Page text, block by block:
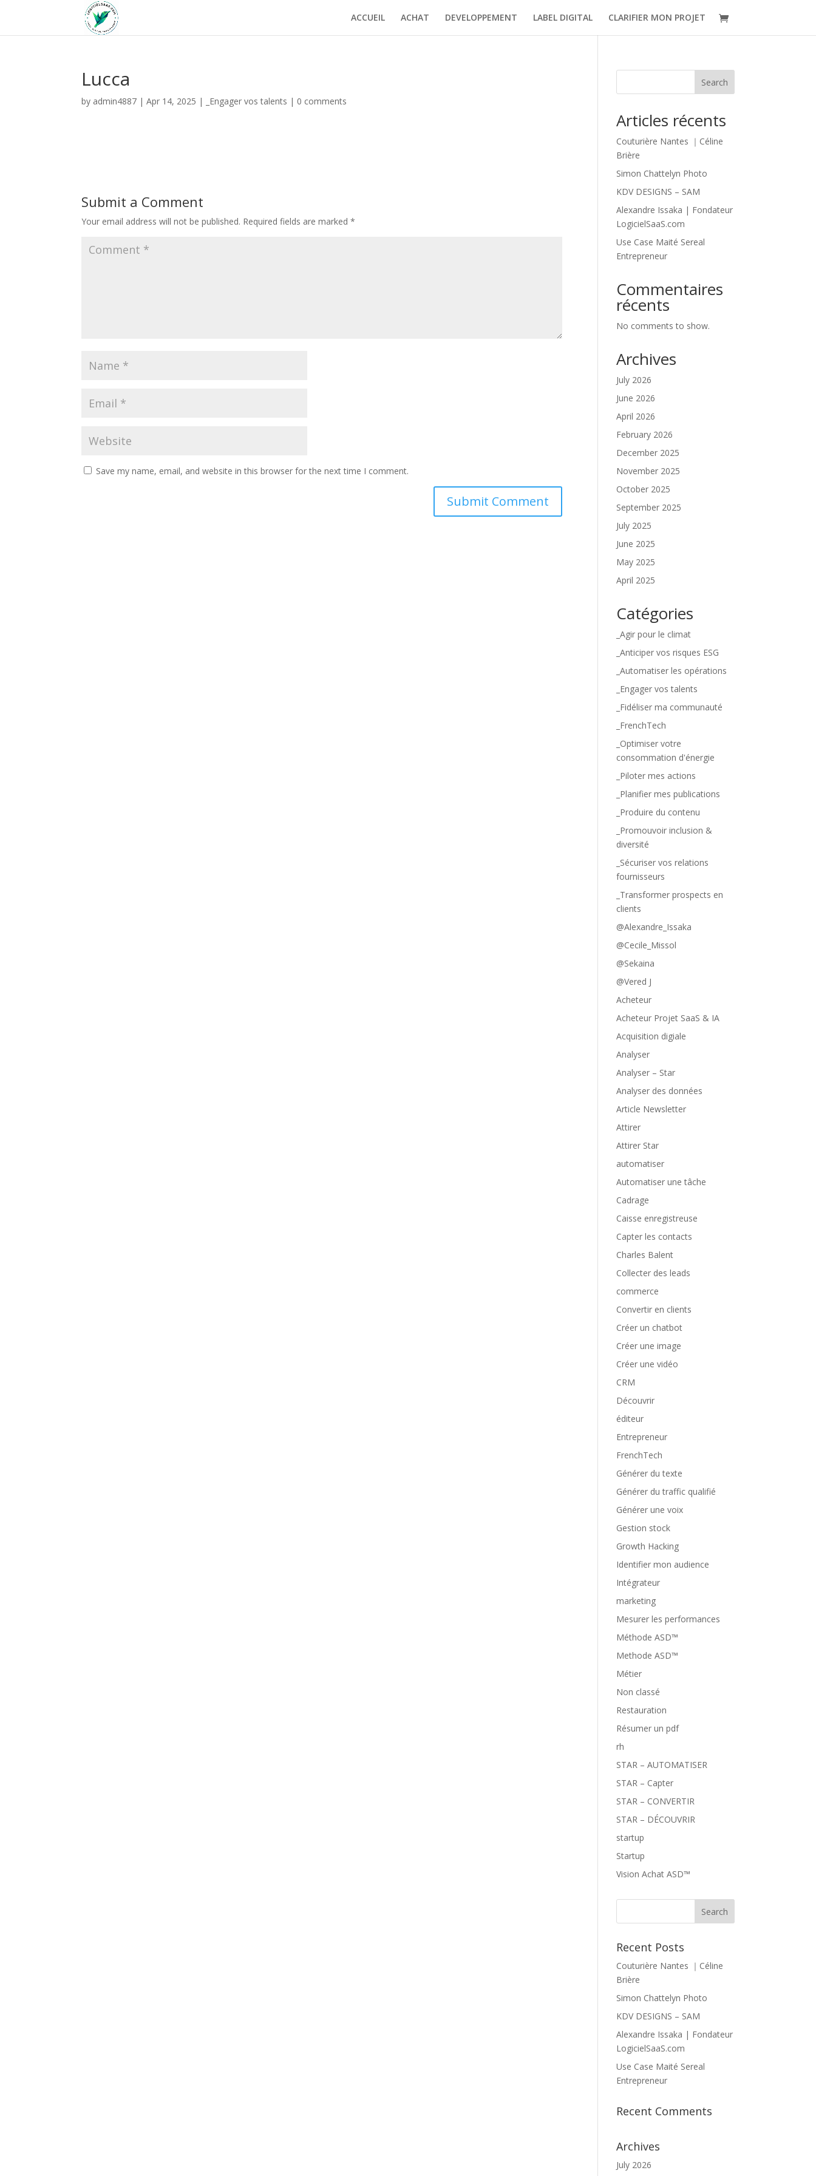
ACCUEIL ACHAT DEVELOPPEMENT LABEL DIGITAL CLARIFIER MON PROJET
Lucca
by admin4887 |Apr 14, 2025 | _Engager vos talents | 0 comments
Submit a Comment
Your email address will not be published. Required fields are marked*
Save my name, email, and website in this browser for the next time I comment.
Search
Articles récents
Couturière Nantes ｜Céline
Brière
Simon Chattelyn Photo
KDV DESIGNS – SAM
Alexandre Issaka | Fondateur
LogicielSaaS.com
Use Case Maité Sereal
Entrepreneur
Commentaires
récents
No comments to show.
Archives
July 2026
June 2026
April 2026
February 2026
December 2025
November 2025
October 2025
September 2025
July 2025
June 2025
May 2025
April 2025
Catégories
_Agir pour le climat
_Anticiper vos risques ESG
_Automatiser les opérations
_Engager vos talents
_Fidéliser ma communauté
_FrenchTech
_Optimiser votre
consommation d'énergie
_Piloter mes actions
_Planifier mes publications
_Produire du contenu
_Promouvoir inclusion &
diversité
_Sécuriser vos relations
fournisseurs
_Transformer prospects en
clients
@Alexandre_Issaka
@Cecile_Missol
@Sekaina
@Vered J
Acheteur
Acheteur Projet SaaS & IA
Acquisition digiale
Analyser
Analyser – Star
Analyser des données
Article Newsletter
Attirer
Attirer Star
automatiser
Automatiser une tâche
Cadrage
Caisse enregistreuse
Capter les contacts
Charles Balent
Collecter des leads
commerce
Convertir en clients
Créer un chatbot
Créer une image
Créer une vidéo
CRM
Découvrir
éditeur
Entrepreneur
FrenchTech
Générer du texte
Générer du traffic qualifié
Générer une voix
Gestion stock
Growth Hacking
Identifier mon audience
Intégrateur
marketing
Mesurer les performances
Méthode ASD™
Methode ASD™
Métier
Non classé
Restauration
Résumer un pdf
rh
STAR – AUTOMATISER
STAR – Capter
STAR – CONVERTIR
STAR – DÉCOUVRIR
startup
Startup
Vision Achat ASD™
Recent Posts
Couturière Nantes ｜Céline
Brière
Simon Chattelyn Photo
KDV DESIGNS – SAM
Alexandre Issaka | Fondateur
LogicielSaaS.com
Use Case Maité Sereal
Entrepreneur
Recent Comments
Archives
July 2026